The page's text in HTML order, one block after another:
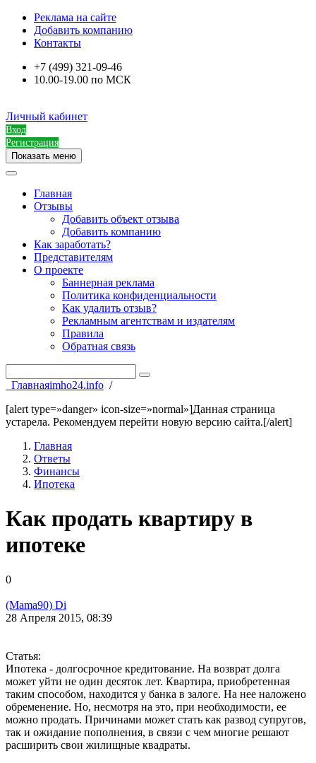
Реклама на сайте
Добавить компанию
Контакты
+7 (499) 321-09-46
10.00-19.00 по МСК
Личный кабинет
Вход
Регистрация
Показать меню
Главная
Отзывы
Добавить объект отзыва
Добавить компанию
Как заработать?
Представителям
О проекте
Баннерная реклама
Политика конфиденциальности
Как удалить отзыв?
Рекламным агентствам и издателям
Правила
Обратная связь
Главнаяimho24.info /
[alert type=»danger» icon-size=»normal»]Данная страница
устарела. Рекомендуем перейти новую версию сайта.[/alert]
Главная
Ответы
Финансы
Ипотека
Как продать квартиру в
ипотеке
0
(Mama90) Di
28 Апреля 2015, 08:39
Статья:
Ипотека - долгосрочное кредитование. На возврат долга
может уйти не один десяток лет. Квартира, приобретенная
таким способом, находится у банка в залоге. На нее наложено
обременение. Но, несмотря на это, при необходимости, ее
можно продать. Причинами может стать как развод супругов,
так и ожидание пополнения, в связи с чем многие решают
расширить свои жилищные квадраты.